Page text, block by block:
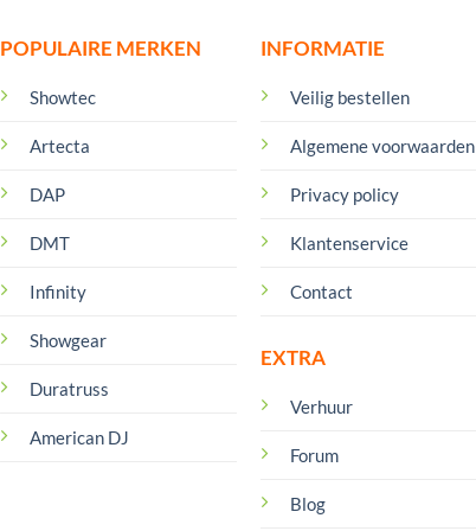
POPULAIRE MERKEN
Showtec
Artecta
DAP
DMT
Infinity
Showgear
Duratruss
American DJ
INFORMATIE
Veilig bestellen
Algemene voorwaarden
Privacy policy
Klantenservice
Contact
EXTRA
Verhuur
Forum
Blog